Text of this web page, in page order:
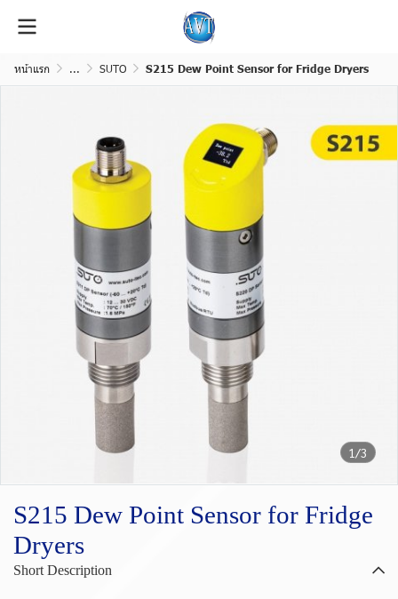
หน้าแรก ... SUTO S215 Dew Point Sensor for Fridge Dryers
1/3
S215 Dew Point Sensor for Fridge
Dryers
Short Description